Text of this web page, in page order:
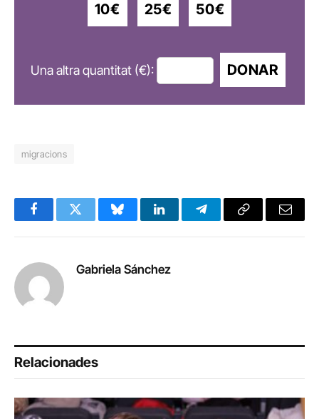
10€ 25€ 50€
Una altra quantitat (€): DONAR
migracions
FacebookTwitter BlueskyLinkedInTelegramCopy
Email
Gabriela Sánchez
Relacionades